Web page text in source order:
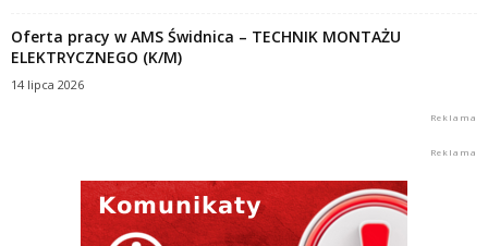
Oferta pracy w AMS Świdnica – TECHNIK MONTAŻU
ELEKTRYCZNEGO (K/M)
14 lipca 2026